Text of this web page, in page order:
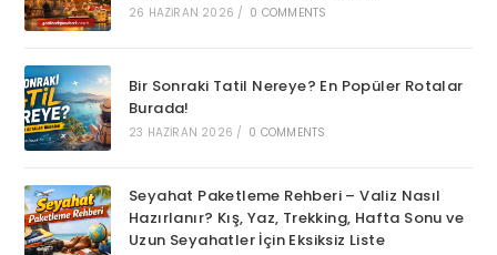
26 HAZIRAN 2026 / 0 COMMENTS
Bir Sonraki Tatil Nereye? En Popüler Rotalar
Burada!
23 HAZIRAN 2026 / 0 COMMENTS
Seyahat Paketleme Rehberi – Valiz Nasıl
Hazırlanır? Kış, Yaz, Trekking, Hafta Sonu ve
Uzun Seyahatler İçin Eksiksiz Liste